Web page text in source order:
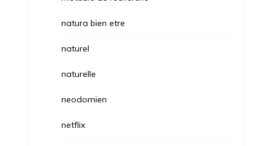
natura bien etre
naturel
naturelle
neodomien
netflix